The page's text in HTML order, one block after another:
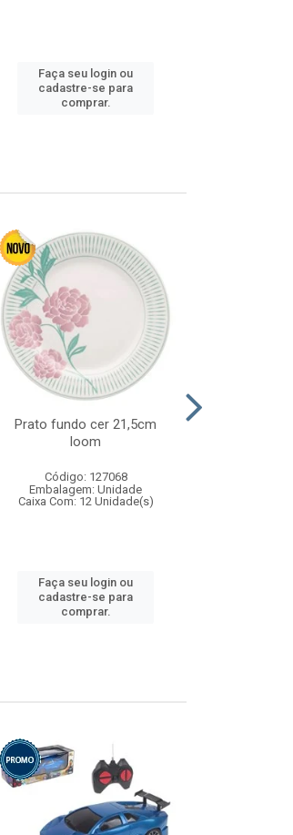
Faça seu login ou
cadastre-se para
comprar.
Prato fundo cer 21,5cm
loom
Código: 127068
Embalagem: Unidade
Caixa Com: 12 Unidade(s)
Faça seu login ou
cadastre-se para
comprar.